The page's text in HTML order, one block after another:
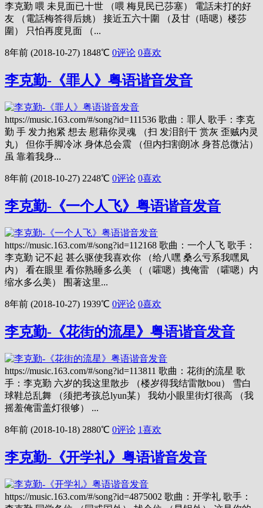
李克勤 喂 未見面已十世 （喂 梅見民已莎塞） 電話未打的好
友 （電話梅答得后姚） 接近五六十圍 （及甘（唔嗯）楼莎
圍） 只怕再度見面 （...
8年前 (2018-10-27) 1848℃ 0评论 0喜欢
李克勤-《罪人》粤语谐音发音
https://music.163.com/#/song?id=111536 歌曲：罪人 歌手：李克
勤 手 发力抱紧 想去 慰藉你灵魂 （扫 发泪剖干 赏灰 歪贼内灵
丸） 但你手脚冷冰 身体总会震 （但内扫割朗冰 身苔总微沾）
虽 靠着我身...
8年前 (2018-10-27) 2248℃ 0评论 0喜欢
李克勤-《一个人飞》粤语谐音发音
https://music.163.com/#/song?id=112168 歌曲：一个人飞 歌手：
李克勤 记不起 甚么驱使我喜欢你 （给八嘿 桑么亏系我嘿凤
内） 看在眼里 看你熟睡多么美 （（嚯嗯）拽俺雷 （嚯嗯）内
缩水多么美） 围著这里...
8年前 (2018-10-27) 1939℃ 0评论 0喜欢
李克勤-《花街的流星》粤语谐音发音
https://music.163.com/#/song?id=113811 歌曲：花街的流星 歌
手：李克勤 六岁的我这里散步 （楼岁得我结雷散bou） 雪白
球鞋总乱舞 （须把考孩总lyun某） 我幼小眼里街灯很高 （我
摇羞俺雷盖灯很够） ...
8年前 (2018-10-18) 2880℃ 0评论 1喜欢
李克勤-《开学礼》粤语谐音发音
https://music.163.com/#/song?id=4875002 歌曲：开学礼 歌手：